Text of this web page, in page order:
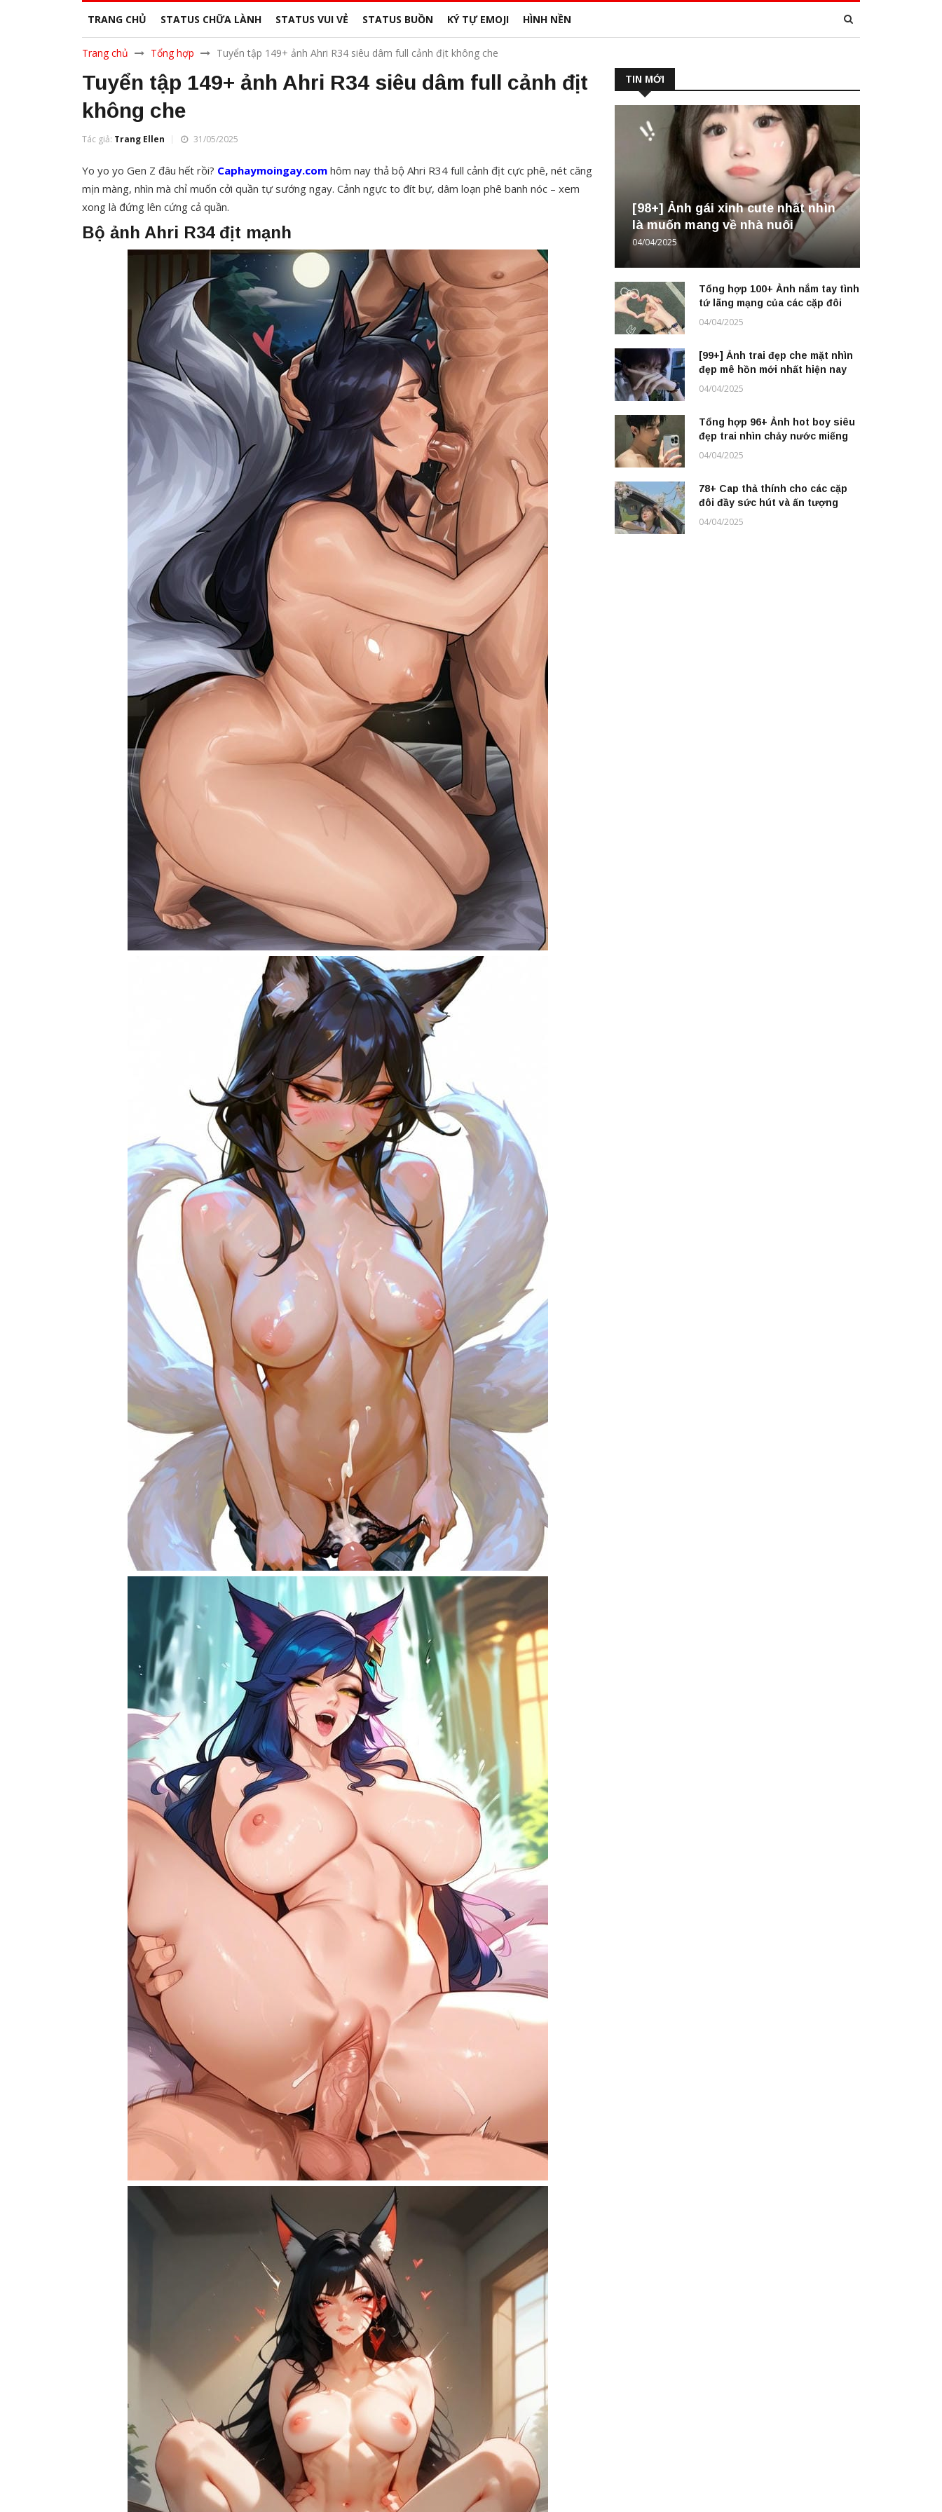
TRANG CHỦ STATUS CHỮA LÀNH STATUS VUI VẺ STATUS BUỒN KÝ TỰ EMOJI HÌNH NỀN
Trang chủ Tổng hợp Tuyển tập 149+ ảnh Ahri R34 siêu dâm full cảnh địt không che
Tuyển tập 149+ ảnh Ahri R34 siêu dâm full cảnh địt
không che
Tác giả: Trang Ellen 31/05/2025
Yo yo yo Gen Z đâu hết rồi? Caphaymoingay.com hôm nay thả bộ Ahri R34 full cảnh địt cực phê, nét căng
mịn màng, nhìn mà chỉ muốn cởi quần tự sướng ngay. Cảnh ngực to đít bự, dâm loạn phê banh nóc – xem
xong là đứng lên cứng cả quần.
Bộ ảnh Ahri R34 địt mạnh
TIN MỚI
[98+] Ảnh gái xinh cute nhất nhìn
là muốn mang về nhà nuôi
04/04/2025
Tổng hợp 100+ Ảnh nắm tay tình
tứ lãng mạng của các cặp đôi
04/04/2025
[99+] Ảnh trai đẹp che mặt nhìn
đẹp mê hồn mới nhất hiện nay
04/04/2025
Tổng hợp 96+ Ảnh hot boy siêu
đẹp trai nhìn chảy nước miếng
04/04/2025
78+ Cap thả thính cho các cặp
đôi đầy sức hút và ấn tượng
04/04/2025